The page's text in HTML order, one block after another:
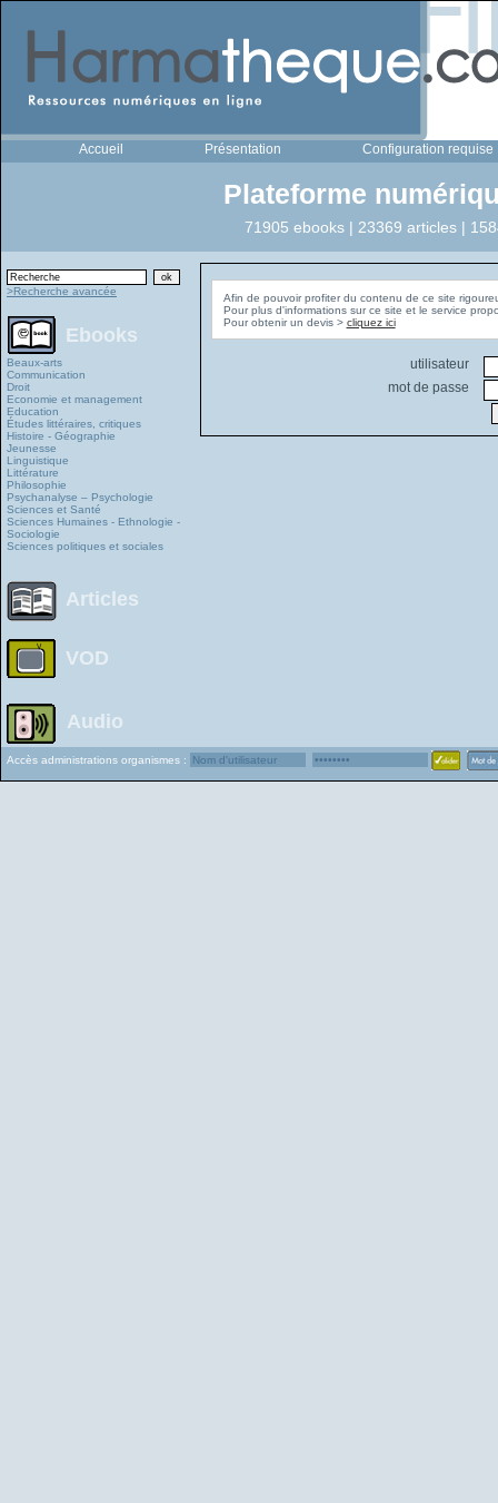
Accueil Présentation Configuration requise
Plateforme
71905 ebooks | 23369 articles |
>Recherche avancée
Ebooks
Beaux-arts
Communication
Droit
Economie et management
Education
Études littéraires, critiques
Histoire - Géographie
Jeunesse
Linguistique
Littérature
Philosophie
Psychanalyse – Psychologie
Sciences et Santé
Sciences Humaines - Ethnologie -
Sociologie
Sciences politiques et sociales
Articles
VOD
Audio
Afin de pouvoir profiter du contenu de ce site
Pour plus d'informations sur ce site et le service
Pour obtenir un devis > cliquez ici
utilisateur
mot de passe
Accès administrations organismes :